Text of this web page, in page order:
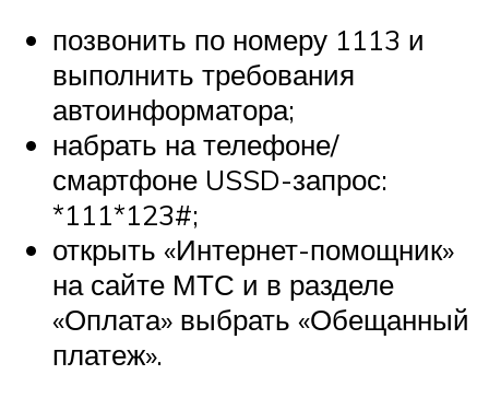
позвонить по номеру 1113 и
выполнить требования
автоинформатора;
набрать на телефоне/
смартфоне USSD-запрос:
*111*123#;
открыть «Интернет-помощник»
на сайте МТС и в разделе
«Оплата» выбрать «Обещанный
платеж».